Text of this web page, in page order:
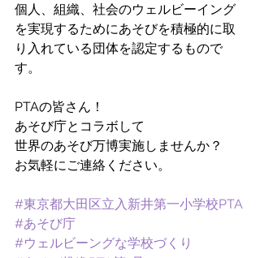
個人、組織、社会のウェルビーイング
を実現するためにあそびを積極的に取
り入れている団体を認定するもので
す。
PTAの皆さん！
あそび庁とコラボして
世界のあそび万博実施しませんか？
お気軽にご連絡ください。
#東京都大田区立入新井第一小学校PTA
#あそび庁
#ウェルビーングな学校づくり